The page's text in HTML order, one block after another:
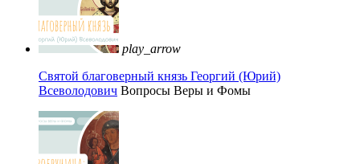
play_arrow
Святой благоверный князь Георгий (Юрий)
Всеволодович Вопросы Веры и Фомы